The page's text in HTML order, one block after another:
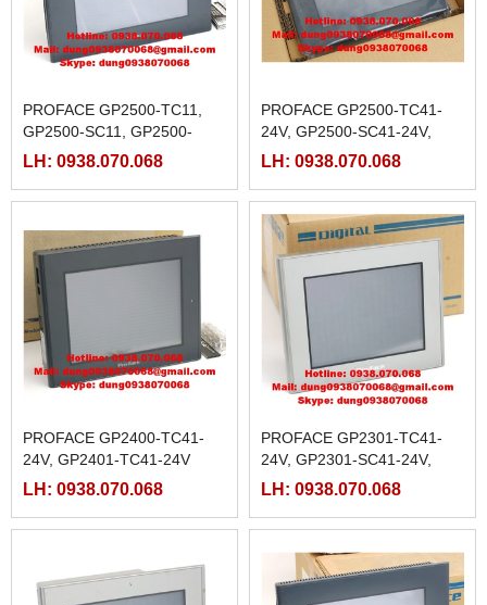
PROFACE GP2500-TC11,
GP2500-SC11, GP2500-
TC41
LH: 0938.070.068
PROFACE GP2500-TC41-
24V, GP2500-SC41-24V,
GP2500-LG41-24V
LH: 0938.070.068
PROFACE GP2400-TC41-
24V, GP2401-TC41-24V
LH: 0938.070.068
PROFACE GP2301-TC41-
24V, GP2301-SC41-24V,
GP2301-LG41-24V
LH: 0938.070.068